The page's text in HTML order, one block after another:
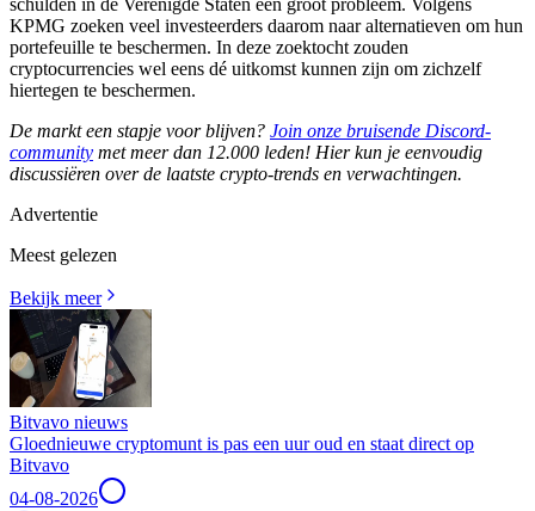
schulden in de Verenigde Staten een groot probleem. Volgens
KPMG zoeken veel investeerders daarom naar alternatieven om hun
portefeuille te beschermen. In deze zoektocht zouden
cryptocurrencies wel eens dé uitkomst kunnen zijn om zichzelf
hiertegen te beschermen.
De markt een stapje voor blijven? Join onze bruisende Discord-
community met meer dan 12.000 leden! Hier kun je eenvoudig
discussiëren over de laatste crypto-trends en verwachtingen.
Advertentie
Meest gelezen
Bekijk meer
Bitvavo nieuws
Gloednieuwe cryptomunt is pas een uur oud en staat direct op
Bitvavo
04-08-2026